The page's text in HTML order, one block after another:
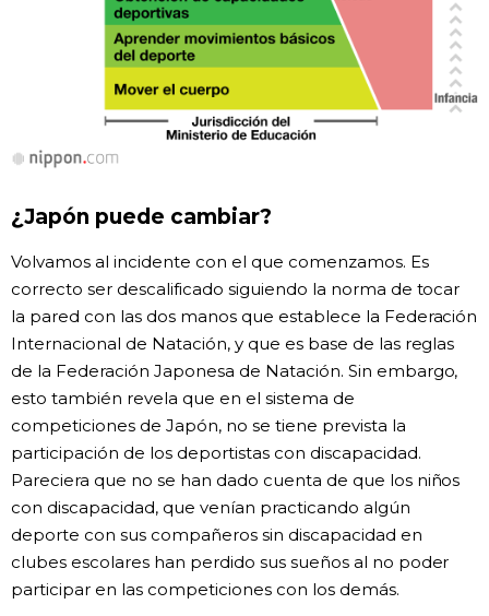
¿Japón puede cambiar?
Volvamos al incidente con el que comenzamos. Es
correcto ser descalificado siguiendo la norma de tocar
la pared con las dos manos que establece la Federación
Internacional de Natación, y que es base de las reglas
de la Federación Japonesa de Natación. Sin embargo,
esto también revela que en el sistema de
competiciones de Japón, no se tiene prevista la
participación de los deportistas con discapacidad.
Pareciera que no se han dado cuenta de que los niños
con discapacidad, que venían practicando algún
deporte con sus compañeros sin discapacidad en
clubes escolares han perdido sus sueños al no poder
participar en las competiciones con los demás.